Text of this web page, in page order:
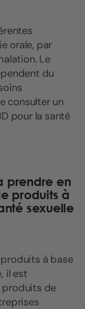
orale, par
Le
du
consulter un
pour la santé
prendre en
produits à
sexuelle
à base
il est
de